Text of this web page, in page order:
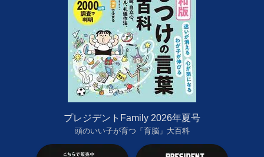
プレジデントFamily 2026年夏号
頭のいい子が育つ「育脳」大百科